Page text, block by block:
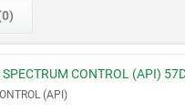
0)
CONTROL (API)
(API)